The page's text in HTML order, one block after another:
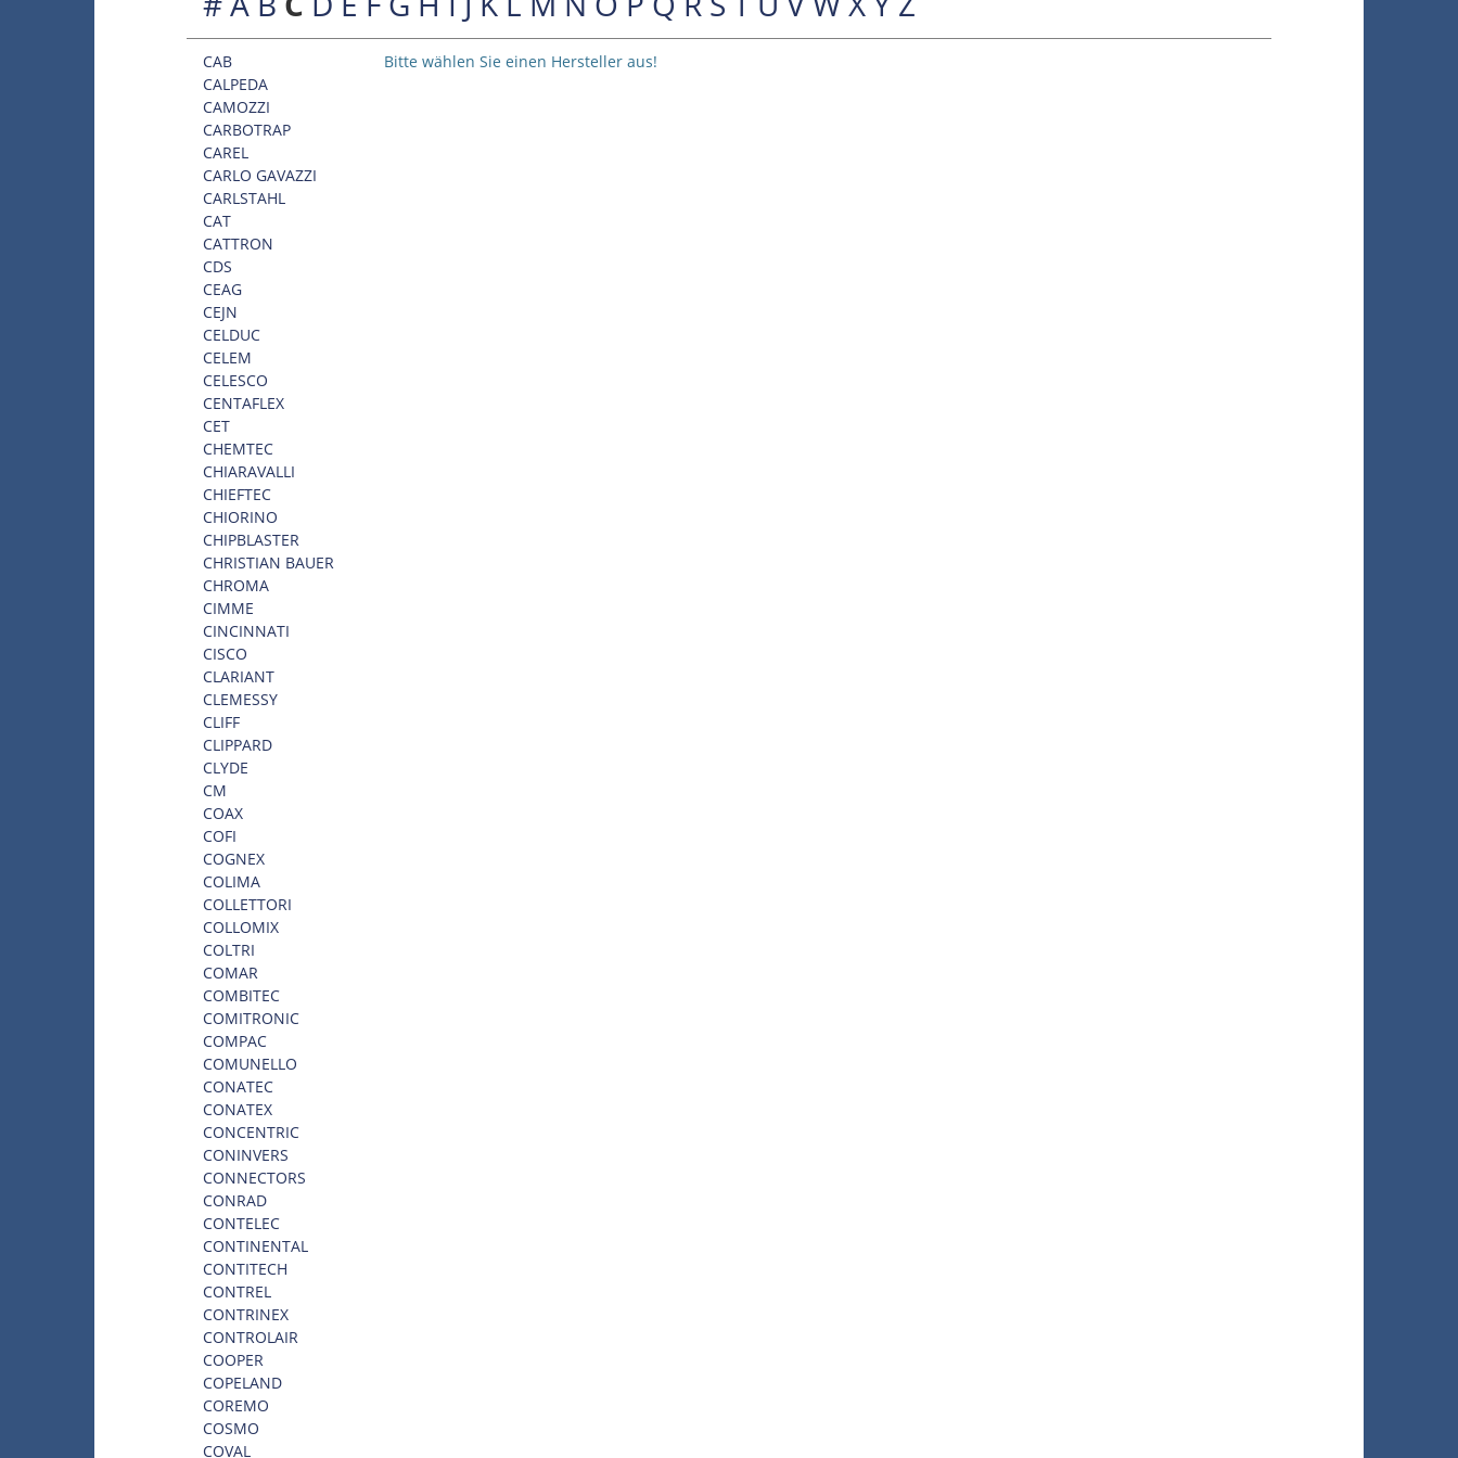
CAB
CALPEDA
CAMOZZI
CARBOTRAP
CAREL
CARLO GAVAZZI
CARLSTAHL
CAT
CATTRON
CDS
CEAG
CEJN
CELDUC
CELEM
CELESCO
CENTAFLEX
CET
CHEMTEC
CHIARAVALLI
CHIEFTEC
CHIORINO
CHIPBLASTER
CHRISTIAN BAUER
CHROMA
CIMME
CINCINNATI
CISCO
CLARIANT
CLEMESSY
CLIFF
CLIPPARD
CLYDE
CM
COAX
COFI
COGNEX
COLIMA
COLLETTORI
COLLOMIX
COLTRI
COMAR
COMBITEC
COMITRONIC
COMPAC
COMUNELLO
CONATEC
CONATEX
CONCENTRIC
CONINVERS
CONNECTORS
CONRAD
CONTELEC
CONTINENTAL
CONTITECH
CONTREL
CONTRINEX
CONTROLAIR
COOPER
COPELAND
COREMO
COSMO
COVAL
Bitte wählen Sie einen Hersteller aus!